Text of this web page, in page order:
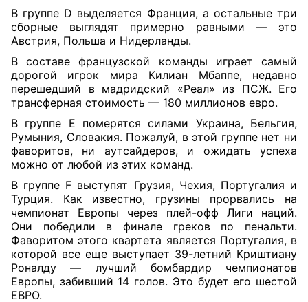
В группе D выделяется Франция, а остальные три
сборные выглядят примерно равными — это
Австрия, Польша и Нидерланды.
В составе французской команды играет самый
дорогой игрок мира Килиан Мбаппе, недавно
перешедший в мадридский «Реал» из ПСЖ. Его
трансферная стоимость — 180 миллионов евро.
В группе Е померятся силами Украина, Бельгия,
Румыния, Словакия. Пожалуй, в этой группе нет ни
фаворитов, ни аутсайдеров, и ожидать успеха
можно от любой из этих команд.
В группе F выступят Грузия, Чехия, Португалия и
Турция. Как известно, грузины прорвались на
чемпионат Европы через плей-офф Лиги наций.
Они победили в финале греков по пенальти.
Фаворитом этого квартета является Португалия, в
которой все еще выступает 39-летний Криштиану
Роналду — лучший бомбардир чемпионатов
Европы, забивший 14 голов. Это будет его шестой
ЕВРО.